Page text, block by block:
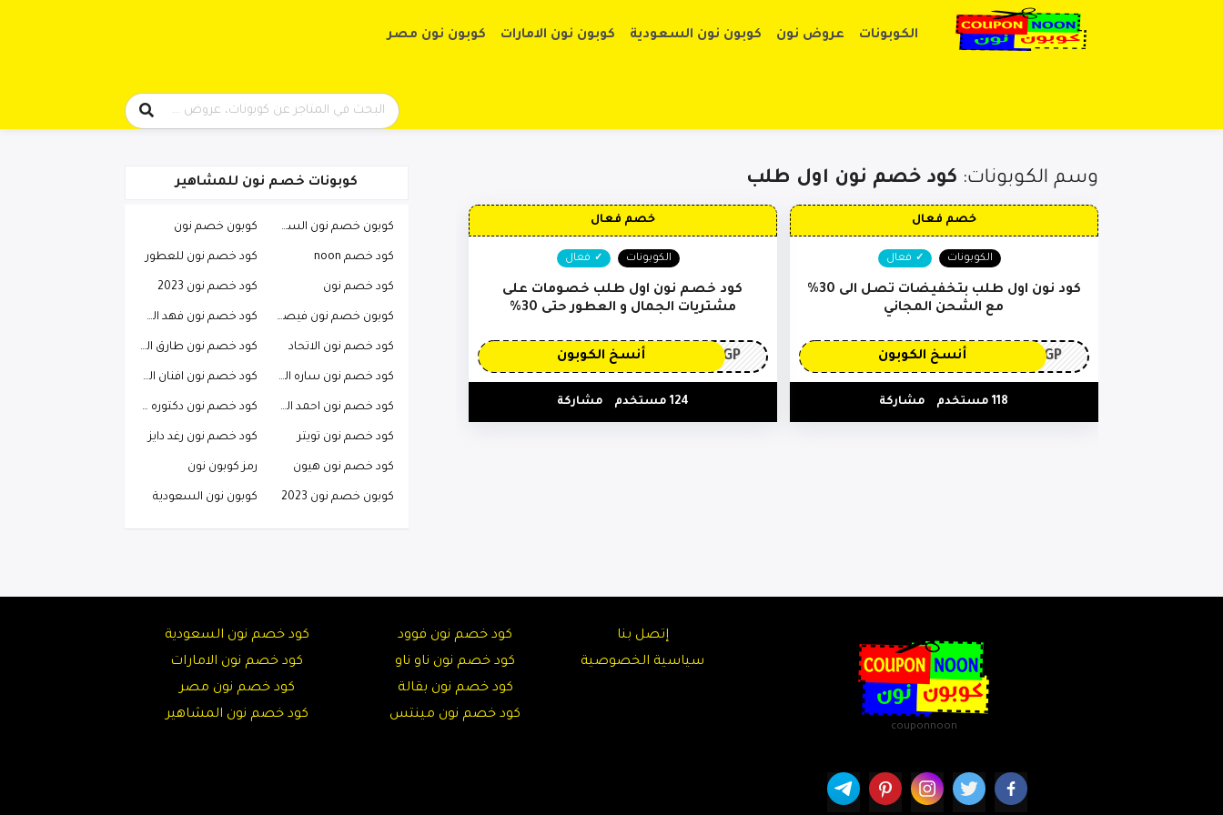
الكوبونات عروض نون كوبون نون السعودية كوبون نون الامارات كوبون نون مصر
وسم الكوبونات: كود خصم نون اول طلب
خصم فعال
الكوبونات فعال
كود نون اول طلب بتخفيضات تصل الى 30%
مع الشحن المجاني
3GP أنسخ الكوبون
118 مستخدم مشاركة
خصم فعال
الكوبونات فعال
كود خصم نون اول طلب خصومات على
مشتريات الجمال و العطور حتى 30%
3GP أنسخ الكوبون
124 مستخدم مشاركة
كوبونات خصم نون للمشاهير
كوبون خصم نون السعودية كوبون خصم نون
كود خصم noon كود خصم نون للعطور
كود خصم نون كود خصم نون 2023
كوبون خصم نون فيصل السيف كود خصم نون فهد العرادي
كود خصم نون الاتحاد كود خصم نون طارق الحربي
كود خصم نون ساره الودعاني كود خصم نون افنان الباتل
كود خصم نون احمد البارقي كود خصم نون دكتوره خلود
كود خصم نون تويتر كود خصم نون رغد دايز
كود خصم نون هيون رمز كوبون نون
كوبون خصم نون 2023 كوبون نون السعودية
couponnoon
إتصل بنا
سياسية الخصوصية
كود خصم نون فوود
كود خصم نون ناو ناو
كود خصم نون بقالة
كود خصم نون مينتس
كود خصم نون السعودية
كود خصم نون الامارات
كود خصم نون مصر
كود خصم نون المشاهير